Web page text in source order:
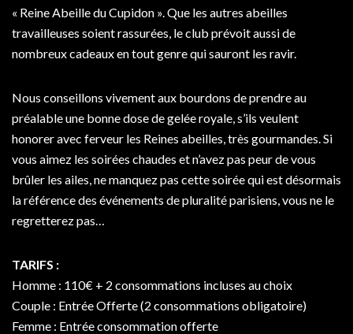
« Reine Abeille du Cupidon ». Que les autres abeilles
travailleuses soient rassurées, le club prévoit aussi de
nombreux cadeaux en tout genre qui sauront les ravir.
Nous conseillons vivement aux bourdons de prendre au
préalable une bonne dose de gelée royale, s’ils veulent
honorer avec ferveur les Reines abeilles, très gourmandes. Si
vous aimez les soirées chaudes et n’avez pas peur de vous
brûler les ailes, ne manquez pas cette soirée qui est désormais
la référence des événements de pluralité parisiens, vous ne le
regretterez pas…
TARIFS :
Homme : 110€ + 2 consommations incluses au choix
Couple : Entrée Offerte (2 consommations obligatoire)
Femme : Entrée consommation offerte